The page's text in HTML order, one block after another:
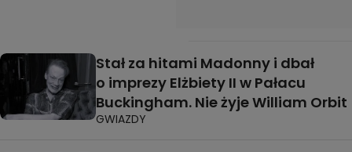
Stał za hitami Madonny i dbał
o imprezy Elżbiety II w Pałacu
Buckingham. Nie żyje William Orbit
GWIAZDY